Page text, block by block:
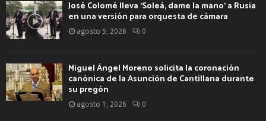
José Colomé lleva ‘Soleá, dame la mano’ a Rusia
en una versión para orquesta de cámara
agosto 5, 2026 0
Miguel Ángel Moreno solicita la coronación
canónica de la Asunción de Cantillana durante
su pregón
agosto 1, 2026 0